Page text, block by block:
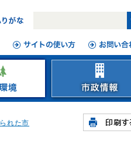
れた市